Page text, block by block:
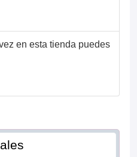
en esta tienda puedes